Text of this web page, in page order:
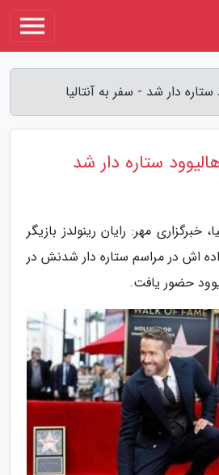
ستاره دار شد - سفر به آنتالیا
ستاره دار شد
خبرگزاری مهر: رایان رینولدز بازیگر
اش در مراسم ستاره دار شدنش در
حضور یافت.